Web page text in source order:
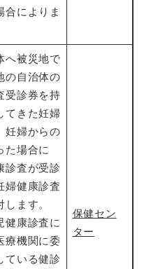
合によりま
へ被災地で
の自治体の
受診券を持
てきた妊婦
妊婦からの
た場合に
診査が受診
婦健康診査
ます。
健康診査に
療機関に委
ている健診
保健セン
ター